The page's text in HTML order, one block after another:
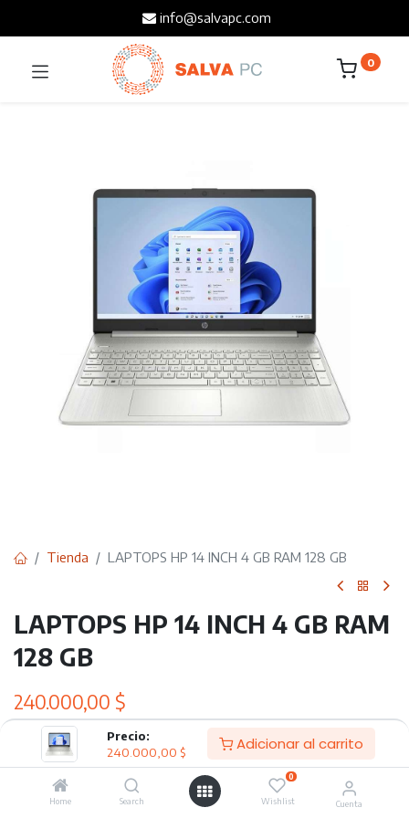
Precio:
240.000,00 $ Adicionar al carrito
Home Search
0
Wishlist Cuenta
info@salvapc.com
0
Tienda LAPTOPS HP 14 INCH 4 GB RAM 128 GB
LAPTOPS HP 14 INCH 4 GB RAM
128 GB
240.000,00 $
Adicionar al carrito
Agregar a lista de deseos